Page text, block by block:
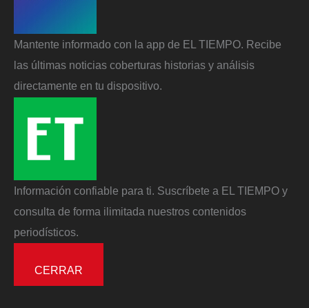
Mantente informado con la app de EL TIEMPO. Recibe
las últimas noticias coberturas historias y análisis
directamente en tu dispositivo.
Información confiable para ti. Suscríbete a EL TIEMPO y
consulta de forma ilimitada nuestros contenidos
periodísticos.
CERRAR